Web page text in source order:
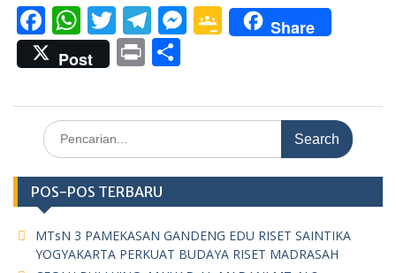
F
ac
e
b
o
o
k
W
h
at
s
A
p
p
T
w
itt
er
T
el
e
gr
a
m
M
e
n
g
er
G
o
gl
e
Cl
as
sr
o
Share
Post
Pr
t ar
Search
for:
POS-POS TERBARU
MTsN 3 PAMEKASAN GANDENG EDU RISET SAINTIKA
YOGYAKARTA PERKUAT BUDAYA RISET MADRASAH